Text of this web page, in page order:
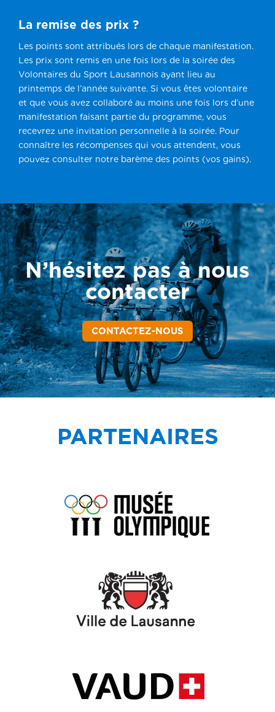
La remise des prix ?
Les points sont attribués lors de chaque manifestation.
Les prix sont remis en une fois lors de la soirée des
Volontaires du Sport Lausannois ayant lieu au
printemps de l’année suivante. Si vous êtes volontaire
et que vous avez collaboré au moins une fois lors d’une
manifestation faisant partie du programme, vous
recevrez une invitation personnelle à la soirée. Pour
connaître les récompenses qui vous attendent, vous
pouvez consulter notre barème des points (vos gains).
N’hésitez pas à nous
contacter
CONTACTEZ-NOUS
PARTENAIRES